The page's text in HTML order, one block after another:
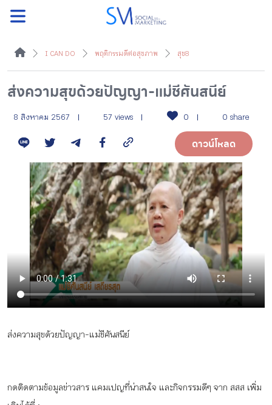
ค้นหา
หน้าแรกแคมเปญ
บทความแนะนำ
บทความแคมเปญ
สื่อของแคมเปญ
กิจกรรม
หัวข้อที่เราแนะนำ
เข้าสู่ระบบ/สมัครสมาชิก
I CAN DO พฤติกรรมดีต่อสุขภาพ สุข8
ส่งความสุขด้วยปัญญา-แม่ชีศันสนีย์
8 สิงหาคม 2567 57 views 0 0 share
ดาวน์โหลด
ส่งความสุขด้วยปัญญา-แม่ชีศันสนีย์
กดติดตามข้อมูลข่าวสาร แคมเปญที่น่าสนใจ และกิจกรรมดีๆ จาก สสส เพิ่ม